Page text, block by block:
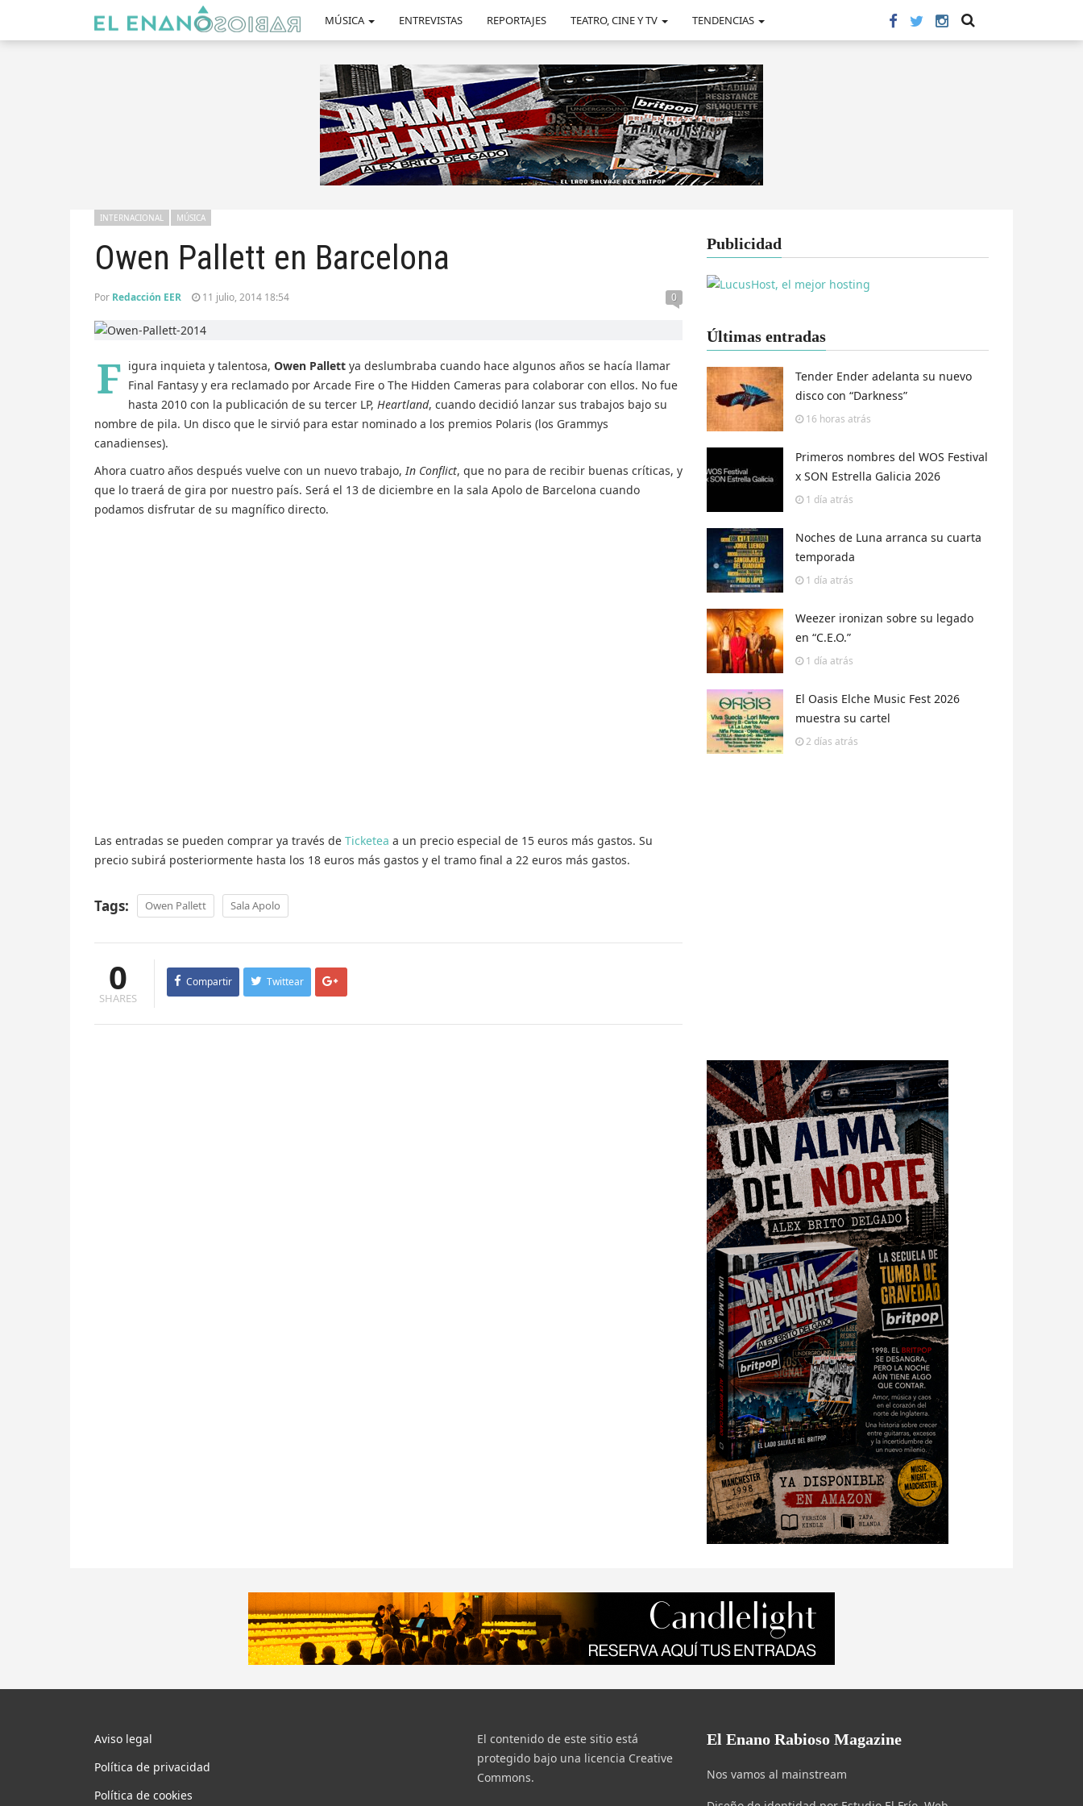
MÚSICA ENTREVISTAS REPORTAJES TEATRO, CINE Y TV TENDENCIAS
Owen Pallett en Barcelona
INTERNACIONAL MÚSICA
Por Redacción EER 11 julio, 2014 18:54 0
F igura inquieta y talentosa, Owen Pallett ya deslumbraba cuando hace algunos años se hacía llamar
Final Fantasy y era reclamado por Arcade Fire o The Hidden Cameras para colaborar con ellos. No fue
hasta 2010 con la publicación de su tercer LP, Heartland, cuando decidió lanzar sus trabajos bajo su
nombre de pila. Un disco que le sirvió para estar nominado a los premios Polaris (los Grammys
canadienses).
Ahora cuatro años después vuelve con un nuevo trabajo,In Conflict, que no para de recibir buenas críticas, y
que lo traerá de gira por nuestro país. Será el 13 de diciembre en la sala Apolo de Barcelona cuando
podamos disfrutar de su magnífico directo.
Las entradas se pueden comprar ya través de Ticketea a un precio especial de 15 euros más gastos. Su
precio subirá posteriormente hasta los 18 euros más gastos y el tramo final a 22 euros más gastos.
Tags: Owen Pallett Sala Apolo
0
SHARES
Compartir Twittear
Publicidad
Últimas entradas
Tender Ender adelanta su nuevo
disco con “Darkness”
16 horas atrás
Primeros nombres del WOS Festival
x SON Estrella Galicia 2026
1 día atrás
Noches de Luna arranca su cuarta
temporada
1 día atrás
Weezer ironizan sobre su legado
en “C.E.O.”
1 día atrás
El Oasis Elche Music Fest 2026
muestra su cartel
2 días atrás
Aviso legal
Política de privacidad
Política de cookies
El contenido de este sitio está
protegido bajo una licencia Creative
Commons.
El Enano Rabioso Magazine
Nos vamos al mainstream